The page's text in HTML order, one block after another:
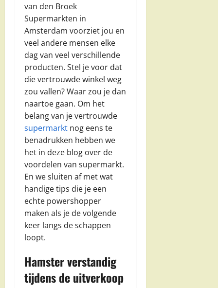
van den Broek
Supermarkten in
Amsterdam voorziet jou en
veel andere mensen elke
dag van veel verschillende
producten. Stel je voor dat
die vertrouwde winkel weg
zou vallen? Waar zou je dan
naartoe gaan. Om het
belang van je vertrouwde
supermarkt nog eens te
benadrukken hebben we
het in deze blog over de
voordelen van supermarkt.
En we sluiten af met wat
handige tips die je een
echte powershopper
maken als je de volgende
keer langs de schappen
loopt.
Hamster verstandig
tijdens de uitverkoop